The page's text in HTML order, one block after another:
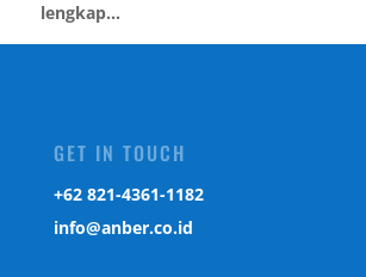
lengkap...
GET IN TOUCH
‎+62 821-4361-1182
info@anber.co.id